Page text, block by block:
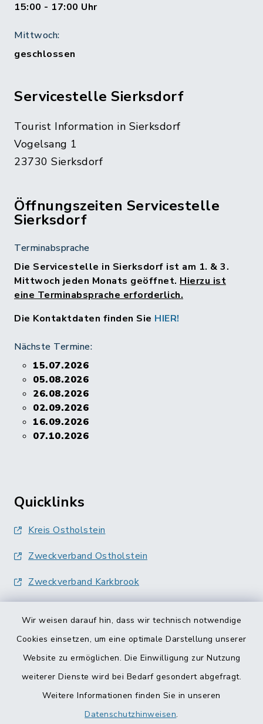
Wir weisen darauf hin, dass wir technisch notwendige
Cookies einsetzen, um eine optimale Darstellung unserer
Website zu ermöglichen. Die Einwilligung zur Nutzung
weiterer Dienste wird bei Bedarf gesondert abgefragt.
Weitere Informationen finden Sie in unseren
Datenschutzhinweisen.
15:00 - 17:00 Uhr
Mittwoch:
geschlossen
Servicestelle Sierksdorf
Tourist Information in Sierksdorf
Vogelsang 1
23730 Sierksdorf
Öffnungszeiten Servicestelle
Sierksdorf
Terminabsprache
Die Servicestelle in Sierksdorf ist am 1. & 3.
Mittwoch jeden Monats geöffnet. Hierzu ist
eine Terminabsprache erforderlich.
Die Kontaktdaten finden Sie HIER!
Nächste Termine:
15.07.2026
05.08.2026
26.08.2026
02.09.2026
16.09.2026
07.10.2026
Quicklinks
Kreis Ostholstein
Zweckverband Ostholstein
Zweckverband Karkbrook
Barrierefreiheit